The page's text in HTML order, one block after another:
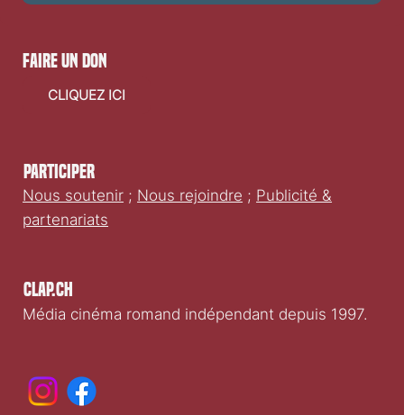
Clap.ch
Média cinéma romand indépendant depuis 1997.
Participer
Nous soutenir ; Nous rejoindre ; Publicité &
partenariats
faire un don
CLIQUEZ ICI